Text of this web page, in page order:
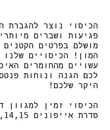
הכיסוי נוצר להגברת
פגיעות ושברים
מושלם בפרטים
המון! הכיסויים
עשויים מהחומרים
לכם הגנה ונוחות
היקר שלכם!
הכיסוי זמין למגוון
סדרת אייפונים 11,12,13,14,15 ועוד רבים.